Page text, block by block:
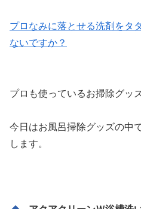
プロなみに落とせる洗剤をタ
ないですか？
プロも使っているお掃除グッ
今日はお風呂掃除グッズの中
します。